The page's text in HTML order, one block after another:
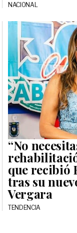
NACIONAL
“No
que recibió
tras su
Vergara
TENDENCIA